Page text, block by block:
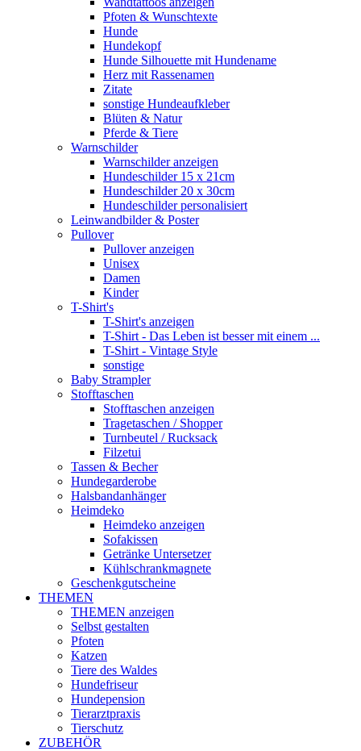
Pfoten & Wunschtexte
Hunde
Hundekopf
Hunde Silhouette mit Hundename
Herz mit Rassenamen
Zitate
sonstige Hundeaufkleber
Blüten & Natur
Pferde & Tiere
Warnschilder
Warnschilder anzeigen
Hundeschilder 15 x 21cm
Hundeschilder 20 x 30cm
Hundeschilder personalisiert
Leinwandbilder & Poster
Pullover
Pullover anzeigen
Unisex
Damen
Kinder
T-Shirt's
T-Shirt's anzeigen
T-Shirt - Das Leben ist besser mit einem ...
T-Shirt - Vintage Style
sonstige
Baby Strampler
Stofftaschen
Stofftaschen anzeigen
Tragetaschen / Shopper
Turnbeutel / Rucksack
Filzetui
Tassen & Becher
Hundegarderobe
Halsbandanhänger
Heimdeko
Heimdeko anzeigen
Sofakissen
Getränke Untersetzer
Kühlschrankmagnete
Geschenkgutscheine
THEMEN
THEMEN anzeigen
Selbst gestalten
Pfoten
Katzen
Tiere des Waldes
Hundefriseur
Hundepension
Tierarztpraxis
Tierschutz
ZUBEHÖR